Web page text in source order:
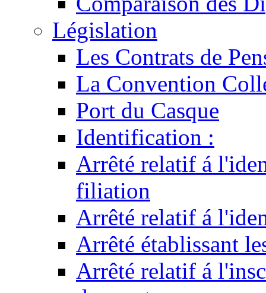
Législation
Les Contrats de
La Convention
Port du Casque
Identification :
Arrêté relatif á
filiation
Arrêté relatif á
Arrêté établissant
Arrêté relatif á